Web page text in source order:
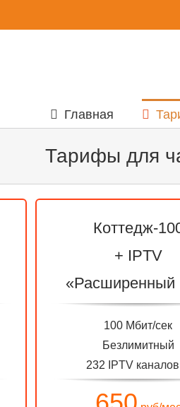
Главная
Тарифы для
Коттедж-
+ IPTV
«Расширенный
100 Мбит/сек
Безлимитный
232
IPTV каналов